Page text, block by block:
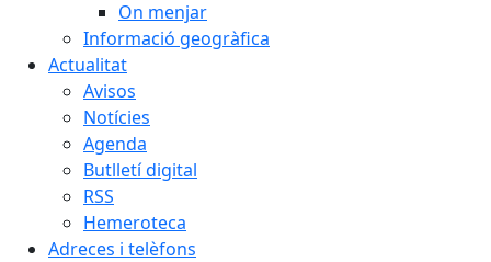
On menjar
Informació geogràfica
Actualitat
Avisos
Notícies
Agenda
Butlletí digital
RSS
Hemeroteca
Adreces i telèfons